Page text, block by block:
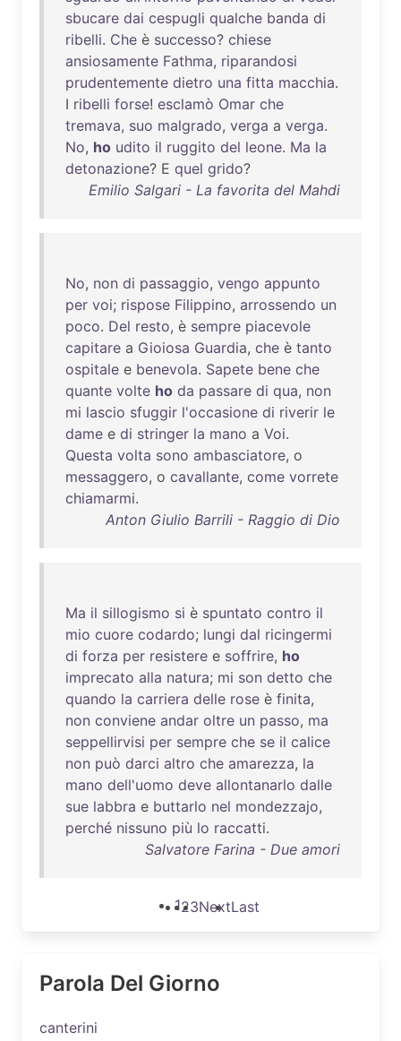
sbucare dai cespugli qualche banda di
ribelli. Che è successo? chiese
ansiosamente Fathma, riparandosi
prudentemente dietro una fitta macchia.
I ribelli forse! esclamò Omar che
tremava, suo malgrado, verga a verga.
No, ho udito il ruggito del leone. Ma la
detonazione? E quel grido?
Emilio Salgari - La favorita del Mahdi
No, non di passaggio, vengo appunto
per voi; rispose Filippino, arrossendo un
poco. Del resto, è sempre piacevole
capitare a Gioiosa Guardia, che è tanto
ospitale e benevola. Sapete bene che
quante volte ho da passare di qua, non
mi lascio sfuggir l'occasione di riverir le
dame e di stringer la mano a Voi.
Questa volta sono ambasciatore, o
messaggero, o cavallante, come vorrete
chiamarmi.
Anton Giulio Barrili - Raggio di Dio
Ma il sillogismo si è spuntato contro il
mio cuore codardo; lungi dal ricingermi
di forza per resistere e soffrire, ho
imprecato alla natura; mi son detto che
quando la carriera delle rose è finita,
non conviene andar oltre un passo, ma
seppellirvisi per sempre che se il calice
non può darci altro che amarezza, la
mano dell'uomo deve allontanarlo dalle
sue labbra e buttarlo nel mondezzajo,
perché nissuno più lo raccatti.
Salvatore Farina - Due amori
123NextLast
Parola Del Giorno
canterini